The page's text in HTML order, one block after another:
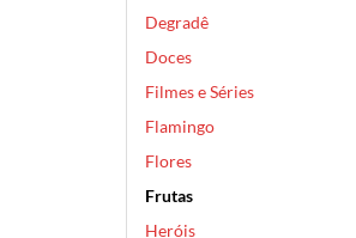
Degradê
Doces
Filmes e Séries
Flamingo
Flores
Frutas
Heróis